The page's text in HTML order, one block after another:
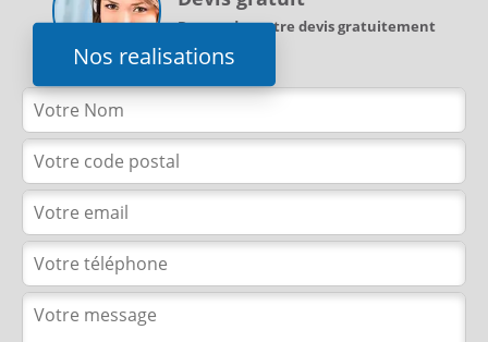
Nos realisations
Demandez votre devis gratuitement